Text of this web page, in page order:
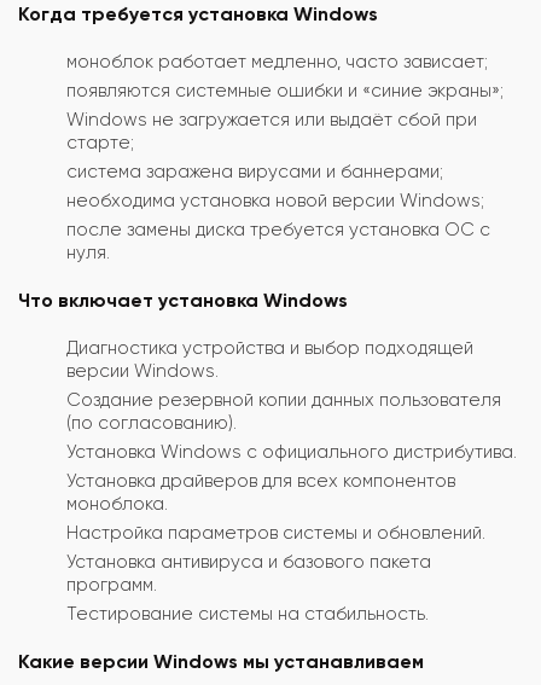
Когда требуется установка Windows
моноблок работает медленно, часто зависает;
появляются системные ошибки и «синие экраны»;
Windows не загружается или выдаёт сбой при
старте;
система заражена вирусами и баннерами;
необходима установка новой версии Windows;
после замены диска требуется установка ОС с
нуля.
Что включает установка Windows
Диагностика устройства и выбор подходящей
версии Windows.
Создание резервной копии данных пользователя
(по согласованию).
Установка Windows с официального дистрибутива.
Установка драйверов для всех компонентов
моноблока.
Настройка параметров системы и обновлений.
Установка антивируса и базового пакета
программ.
Тестирование системы на стабильность.
Какие версии Windows мы устанавливаем